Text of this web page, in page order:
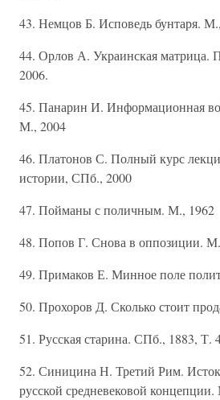
43. Немцов Б. Исповедь бунтаря.
44. Орлов А. Украинская матрица.
2006.
45. Панарин И. Информационная
М., 2004
46. Платонов С. Полный курс
истории, СПб., 2000
47. Пойманы с поличным. М., 1962
48. Попов Г. Снова в оппозиции.
49. Примаков Е. Минное поле
50. Прохоров Д. Сколько стоит
51. Русская старина. СПб., 1883, Т.
52. Синицина Н. Третий Рим.
русской средневековой